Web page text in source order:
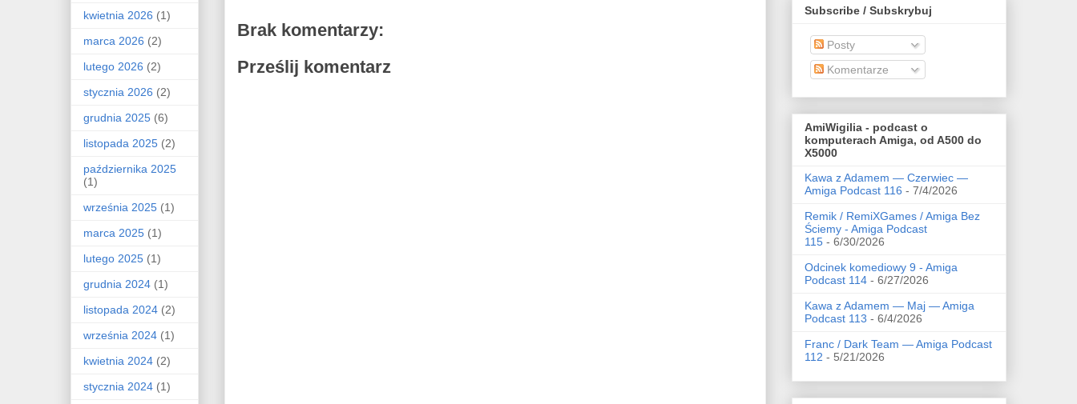
Brak komentarzy:
Prześlij komentarz
kwietnia 2026 (1)
marca 2026 (2)
lutego 2026 (2)
stycznia 2026 (2)
grudnia 2025 (6)
listopada 2025 (2)
października 2025
(1)
września 2025 (1)
marca 2025 (1)
lutego 2025 (1)
grudnia 2024 (1)
listopada 2024 (2)
września 2024 (1)
kwietnia 2024 (2)
stycznia 2024 (1)
Subscribe / Subskrybuj
Posty
Komentarze
AmiWigilia - podcast o
komputerach Amiga, od A500 do
X5000
Kawa z Adamem — Czerwiec —
Amiga Podcast 116 - 7/4/2026
Remik / RemiXGames / Amiga Bez
Ściemy - Amiga Podcast
115 - 6/30/2026
Odcinek komediowy 9 - Amiga
Podcast 114 - 6/27/2026
Kawa z Adamem — Maj — Amiga
Podcast 113 - 6/4/2026
Franc / Dark Team — Amiga Podcast
112 - 5/21/2026